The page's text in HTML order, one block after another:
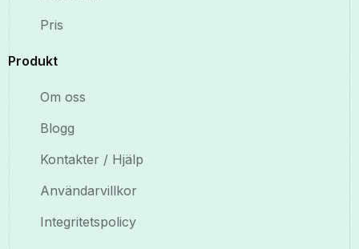
Pris
Produkt
Om oss
Blogg
Kontakter / Hjälp
Användarvillkor
Integritetspolicy